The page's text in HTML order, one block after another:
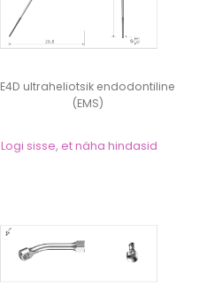
E4D ultraheliotsik endodontiline
(EMS)
Logi sisse, et näha hindasid